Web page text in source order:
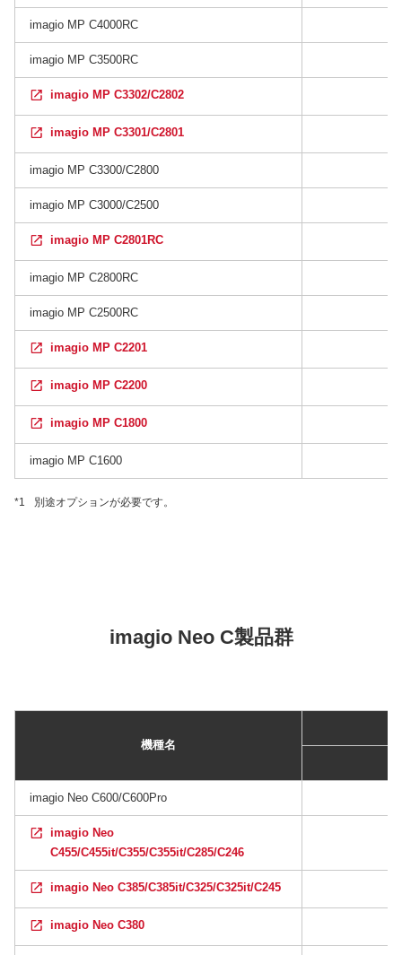
imagio MP C4000RC
imagio MP C3500RC
imagio MP C3302/C2802
imagio MP C3301/C2801
imagio MP C3300/C2800
imagio MP C3000/C2500
imagio MP C2801RC
imagio MP C2800RC
imagio MP C2500RC
imagio MP C2201
imagio MP C2200
imagio MP C1800
imagio MP C1600
*1 別途オプションが必要です。
imagio Neo C製品群
機種名
imagio Neo C600/C600Pro
imagio Neo
C455/C455it/C355/C355it/C285/C246
imagio Neo C385/C385it/C325/C325it/C245
imagio Neo C380